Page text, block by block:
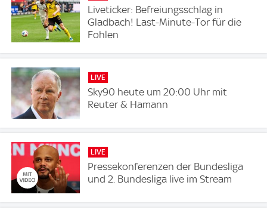
Liveticker: Befreiungsschlag in
Gladbach! Last-Minute-Tor für die
Fohlen
LIVE
Sky90 heute um 20:00 Uhr mit
Reuter & Hamann
LIVE
Pressekonferenzen der Bundesliga
und 2. Bundesliga live im Stream